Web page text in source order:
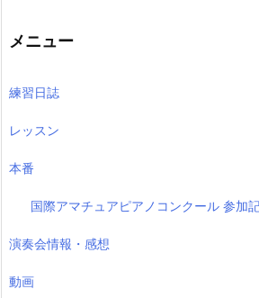
事
メニュー
練習日誌
レッスン
本番
国際アマチュアピアノコンクール 参加
演奏会情報・感想
動画